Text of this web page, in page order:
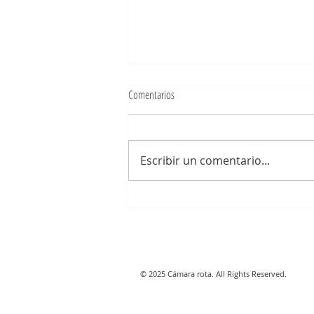
El espacio donde estás
Comentarios
Escribir un comentario...
© 2025 Cámara rota. All Rights Reserved.